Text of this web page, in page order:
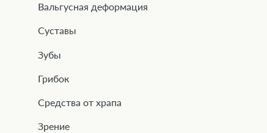
Вальгусная деформация
Суставы
Зубы
Грибок
Средства от храпа
Зрение